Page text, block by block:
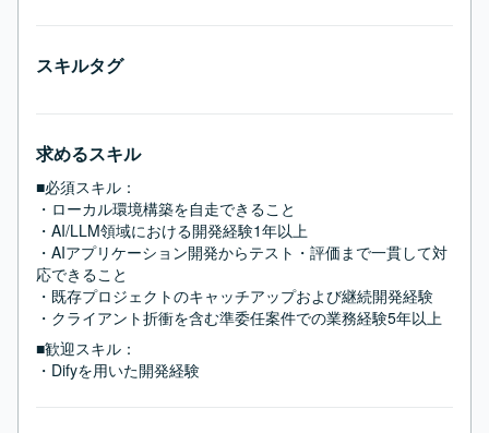
スキルタグ
求めるスキル
■必須スキル：
・ローカル環境構築を自走できること
・AI/LLM領域における開発経験1年以上
・AIアプリケーション開発からテスト・評価まで一貫して対
応できること
・既存プロジェクトのキャッチアップおよび継続開発経験
・クライアント折衝を含む準委任案件での業務経験5年以上
■歓迎スキル：
・Difyを用いた開発経験